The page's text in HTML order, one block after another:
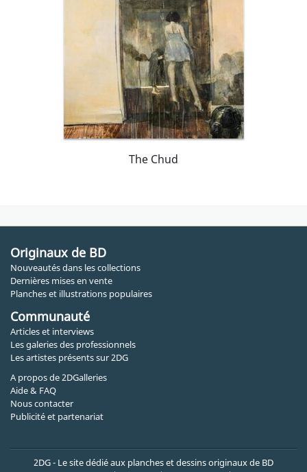
The Chud
Originaux de BD
Nouveautés dans les collections
Dernières mises en vente
Planches et illustrations populaires
Communauté
Articles et interviews
Les galeries des professionnels
Les artistes présents sur 2DG
A propos de 2DGalleries
Aide & FAQ
Nous contacter
Publicité et partenariat
2DG - Le site dédié aux planches et dessins originaux de BD